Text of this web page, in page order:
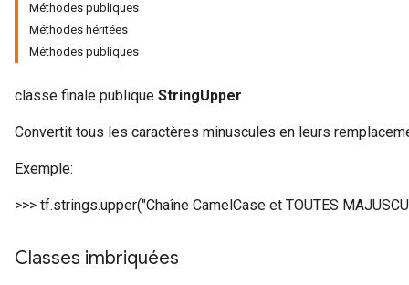
Méthodes publiques
Méthodes héritées
Méthodes publiques
classe finale publique StringUpper
Convertit tous les caractères minuscules en leurs
Exemple:
>>> tf.strings.upper("Chaîne CamelCase et TOUTES
Classes imbriquées